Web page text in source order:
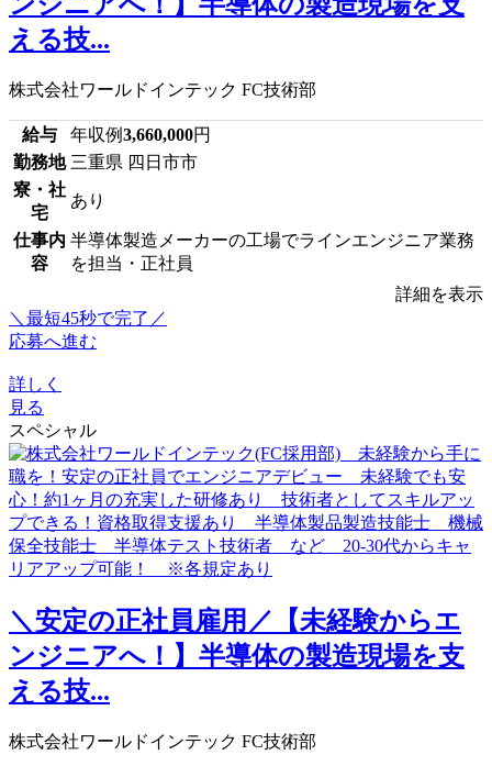
える技...
株式会社ワールドインテック FC技術部
給与 年収例3,660,000円
勤務地 三重県 四日市市
寮・社
宅
あり
仕事内
容
半導体製造メーカーの工場でラインエンジニア業務
を担当・正社員
詳細を表示
＼最短45秒で完了／
応募へ進む
詳しく
見る
スペシャル
＼安定の正社員雇用／【未経験からエ
ンジニアへ！】半導体の製造現場を支
える技...
株式会社ワールドインテック FC技術部